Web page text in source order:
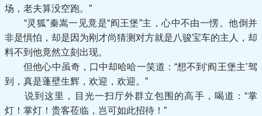
场，老夫算没空跑。”
“灵狐”秦嵩一见竟是“阎王堡”主，心中不由一愣。他倒并
非是惧怕，却是因为刚才尚猜测对方就是八骏宝车的主人，却
料不到他竟然立刻出现。
但他心中虽奇，口中却哈哈一笑道：“想不到‘阎王堡主’驾
到，真是蓬壁生辉，欢迎，欢迎。”
说到这里，目光一扫厅外群立包围的高手，喝道：“掌
灯！掌灯！贵客莅临，岂可如此招待！”